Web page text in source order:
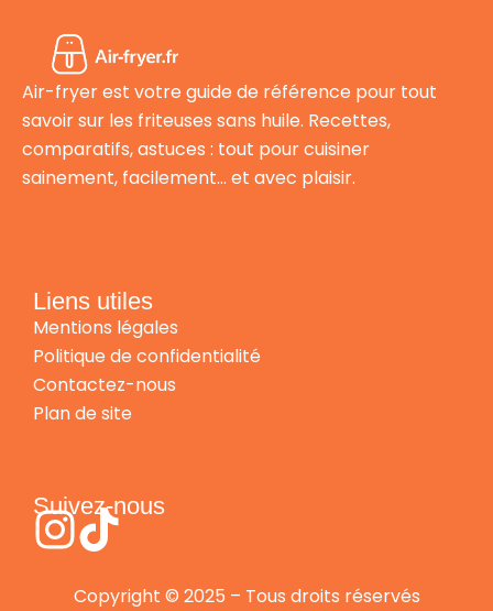
Air-fryer est votre guide de référence pour tout
savoir sur les friteuses sans huile. Recettes,
comparatifs, astuces : tout pour cuisiner
sainement, facilement… et avec plaisir.
Liens utiles
Mentions légales
Politique de confidentialité
Contactez-nous
Plan de site
Suivez-nous
Copyright © 2025 – Tous droits réservés